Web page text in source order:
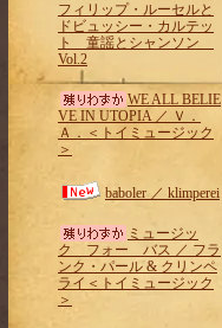
フィリップ・ルーセルと
ドビュッシー・カルテッ
ト 童謡とシャンソン
Vol.2
WE ALL BELIE
VE IN UTOPIA ／ Ｖ．
Ａ．＜トイミュージック
＞
baboler ／ klimperei
ミュージッ
ク フォー バス ／ フラ
ンク・パール & クリンペ
ライ＜トイミュージック
＞